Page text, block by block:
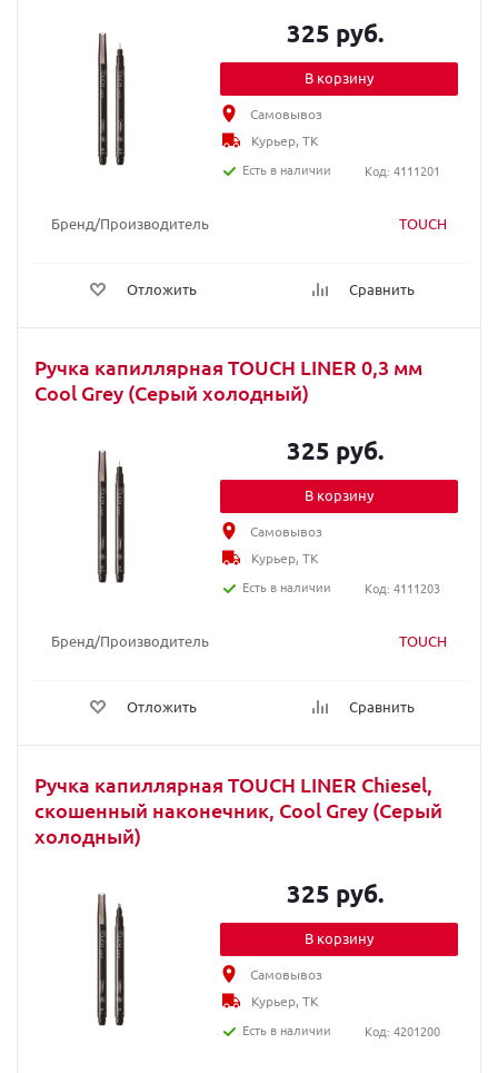
Бренд/Производитель TOUCH
Отложить Сравнить
325 руб.
В корзину
Самовывоз
Курьер, ТК
Есть в наличии
Код: 4111201
Ручка капиллярная TOUCH LINER 0,3 мм
Cool Grey (Серый холодный)
Бренд/Производитель TOUCH
Отложить Сравнить
325 руб.
В корзину
Самовывоз
Курьер, ТК
Есть в наличии
Код: 4111203
Ручка капиллярная TOUCH LINER Chiesel,
скошенный наконечник, Cool Grey (Серый
холодный)
325 руб.
В корзину
Самовывоз
Курьер, ТК
Есть в наличии
Код: 4201200